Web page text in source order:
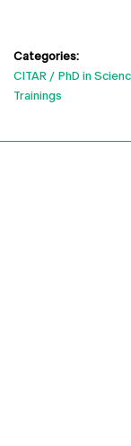
Categories:
CITAR
PhD in
Trainings